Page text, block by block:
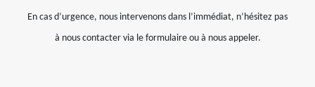
En cas d’urgence, nous intervenons dans l’immédiat, n’hésitez pas
à nous contacter via le formulaire ou à nous appeler.